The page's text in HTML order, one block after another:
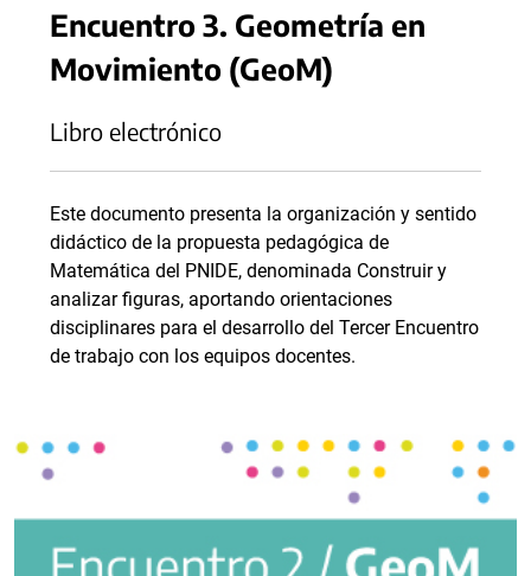
Encuentro 3. Geometría en
Movimiento (GeoM)
Libro electrónico
Este documento presenta la organización y sentido
didáctico de la propuesta pedagógica de
Matemática del PNIDE, denominada Construir y
analizar figuras, aportando orientaciones
disciplinares para el desarrollo del Tercer Encuentro
de trabajo con los equipos docentes.